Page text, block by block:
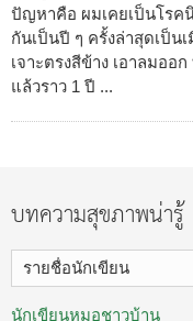
ปัญหาคือ ผมเคยเป็นโรค
กันเป็นปี ๆ ครั้งล่าสุดเป็น
เจาะตรงสีข้าง เอาลมอ
แล้วราว 1 ปี ...
บทความสุขภาพน่ารู้
รายชื่อนักเขียน
นักเขียนหมอชาวบ้าน